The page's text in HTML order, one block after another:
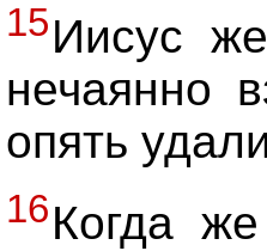
15Иисус
нечаянно
опять
16Когда